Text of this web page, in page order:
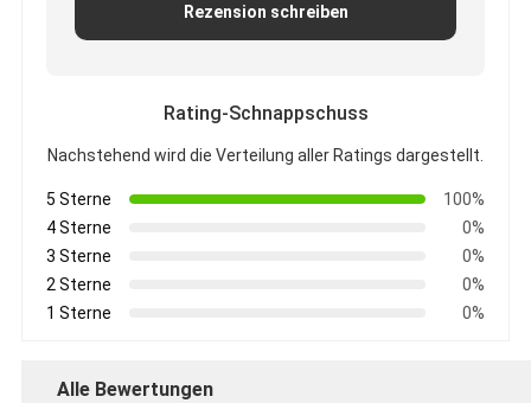
Rezension schreiben
Rating-Schnappschuss
Nachstehend wird die Verteilung aller Ratings dargestellt.
5 Sterne
100%
4 Sterne
0%
3 Sterne
0%
2 Sterne
0%
1 Sterne
0%
Alle Bewertungen